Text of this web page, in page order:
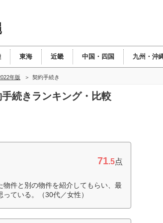
東海 近畿 中国・四国 九州・沖
年版 契約手続き
続きランキング・比較
71.5点
件と別の物件を紹介してもらい、最
ている。（30代／女性）